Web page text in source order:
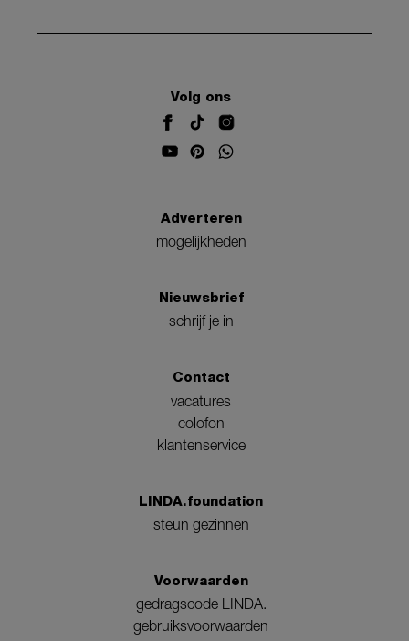
Volg ons
Adverteren
mogelijkheden
Nieuwsbrief
schrijf je in
Contact
vacatures
colofon
klantenservice
LINDA.foundation
steun gezinnen
Voorwaarden
gedragscode LINDA.
gebruiksvoorwaarden